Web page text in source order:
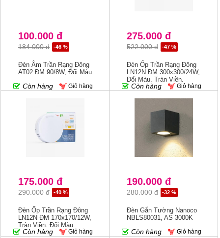
100.000 đ
184.000 đ -46 %
Đèn Âm Trần Rạng Đông
AT02 ĐM 90/8W, Đổi Màu
Còn hàng Giỏ hàng
275.000 đ
522.000 đ -47 %
Đèn Ốp Trần Rạng Đông
LN12N ĐM 300x300/24W,
Đổi Màu, Tràn Viền,
Tròn/Vuông
Còn hàng Giỏ hàng
175.000 đ
290.000 đ -40 %
Đèn Ốp Trần Rạng Đông
LN12N ĐM 170x170/12W,
Tràn Viền, Đổi Màu,
Tròn/Vuông
Còn hàng Giỏ hàng
190.000 đ
280.000 đ -32 %
Đèn Gắn Tường Nanoco
NBLS80031, AS 3000K
Còn hàng Giỏ hàng